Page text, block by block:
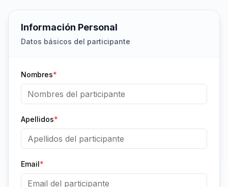
Información Personal
Datos básicos del participante
Nombres*
Apellidos*
Email*